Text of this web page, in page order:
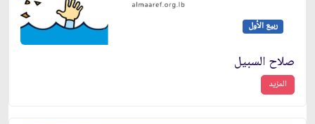
ربيع الأول
صلاح السبيل
المزيد